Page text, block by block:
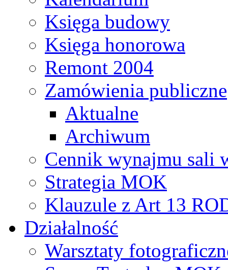
Księga budowy
Księga honorowa
Remont 2004
Zamówienia publiczne
Aktualne
Archiwum
Cennik wynajmu sali
Strategia MOK
Klauzule z Art 13
Działalność
Warsztaty